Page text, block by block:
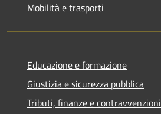
Mobilità e trasporti
Educazione e formazione
Giustizia e sicurezza pubblica
Tributi, finanze e contravvenzioni